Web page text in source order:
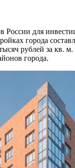
России для
города
рублей за кв.
города.